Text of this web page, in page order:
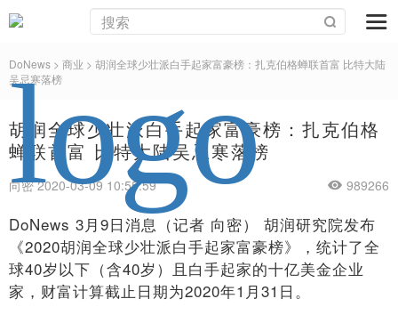
DoNews > 商业 > 胡润全球少壮派白手起家富豪榜：扎克伯格蝉联首富 比特大陆
吴忌寒落榜
胡润全球少壮派白手起家富豪榜：扎克伯格
蝉联首富 比特大陆吴忌寒落榜
向密 2020-03-09 10:55:59 989266
DoNews 3月9日消息（记者 向密） 胡润研究院发布
《2020胡润全球少壮派白手起家富豪榜》，统计了全
球40岁以下（含40岁）且白手起家的十亿美金企业
家，财富计算截止日期为2020年1月31日。